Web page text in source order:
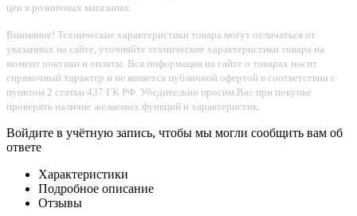
цен в розничных магазинах.
Внимание! Технические характеристики товара могут отличаться от
указанных на сайте, уточняйте технические характеристики товара на
момент покупки и оплаты. Вся информация на сайте о товарах носит
справочный характер и не является публичной офертой в соответствии с
пунктом 2 статьи 437 ГК РФ. Убедительно просим Вас при покупке
проверять наличие желаемых функций и характеристик.
Войдите в учётную запись, чтобы мы могли сообщить вам об
ответе
Характеристики
Подробное описание
Отзывы